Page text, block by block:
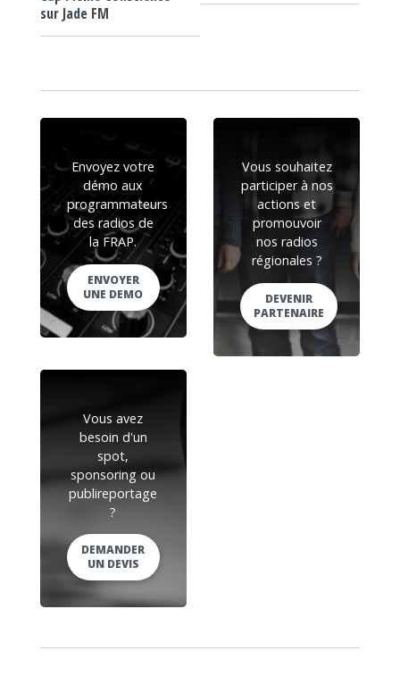
sur Jade FM
Envoyez votre
démo aux
programmateurs
des radios de
la FRAP.
ENVOYER
UNE DEMO
Vous souhaitez
participer à nos
actions et
promouvoir
nos radios
régionales ?
DEVENIR
PARTENAIRE
Vous avez
besoin d'un
spot,
sponsoring ou
publireportage
?
DEMANDER
UN DEVIS